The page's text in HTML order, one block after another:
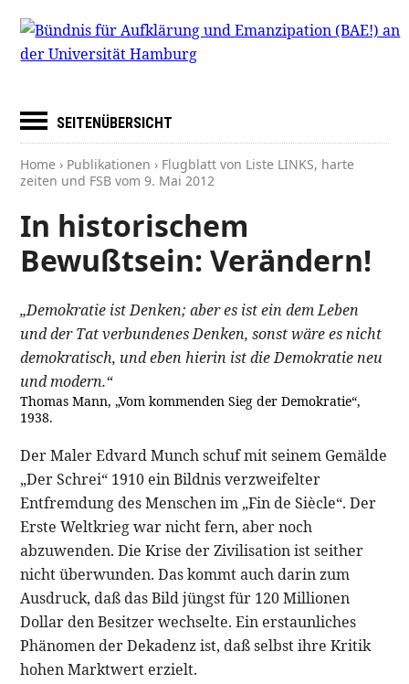
SEITENÜBERSICHT
Home › Publikationen › Flugblatt von Liste LINKS, harte
zeiten und FSB vom9. Mai 2012
In historischem
Bewußtsein: Verändern!
„Demokratie ist Denken; aber es ist ein dem Leben
und der Tat verbundenes Denken, sonst wäre es nicht
demokratisch, und eben hierin ist die Demokratie neu
und modern.“
Thomas Mann, „Vom kommenden Sieg der Demokratie“,
1938.
Der Maler Edvard Munch schuf mit seinem Gemälde
„Der Schrei“ 1910 ein Bildnis verzweifelter
Entfremdung des Menschen im „Fin de Siècle“. Der
Erste Weltkrieg war nicht fern, aber noch
abzuwenden. Die Krise der Zivilisation ist seither
nicht überwunden. Das kommt auch darin zum
Ausdruck, daß das Bild jüngst für 120 Millionen
Dollar den Besitzer wechselte. Ein erstaunliches
Phänomen der Dekadenz ist, daß selbst ihre Kritik
hohen Marktwert erzielt.